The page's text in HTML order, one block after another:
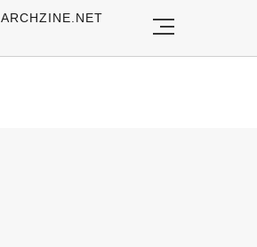
ARCHZINE.NET